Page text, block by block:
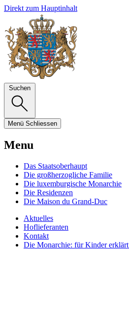
Direkt zum Hauptinhalt
Suchen
Menü Schliessen
Menu
Das Staatsoberhaupt
Die großherzogliche Familie
Die luxemburgische Monarchie
Die Residenzen
Die Maison du Grand-Duc
Aktuelles
Hoflieferanten
Kontakt
Die Monarchie: für Kinder erklärt